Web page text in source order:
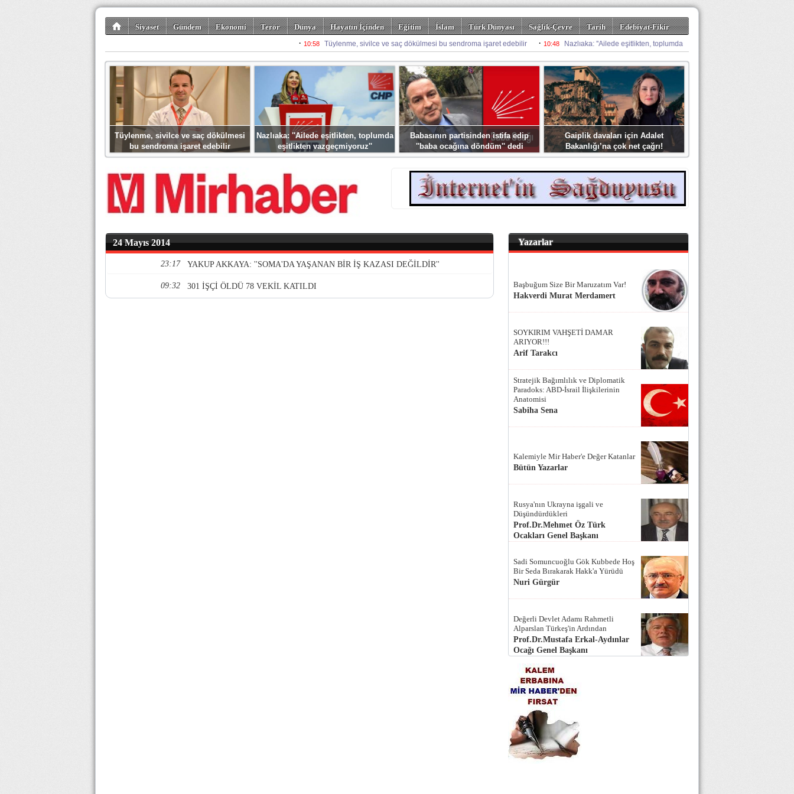
Siyaset Gündem Ekonomi Terör Dünya Hayatın İçinden Eğitim İslam Türk Dünyası Sağlık-Çevre Tarih
Edebiyat-Fikir
Spor Misafir Kalem Foto Galeriler
Tüylenme, sivilce ve saç dökülmesi
bu sendroma işaret edebilir
Nazlıaka: ''Ailede eşitlikten, toplumda
eşitlikten vazgeçmiyoruz''
Babasının partisinden istifa edip
''baba ocağına döndüm'' dedi
Gaiplik davaları için Adalet
Bakanlığı’na çok net çağrı!
24 Mayıs 2014
23:17 YAKUP AKKAYA: ''SOMA'DA YAŞANAN BİR İŞ KAZASI DEĞİLDİR''
09:32 301 İŞÇİ ÖLDÜ 78 VEKİL KATILDI
Yazarlar
Başbuğum Size Bir Maruzatım Var!
Hakverdi Murat Merdamert
SOYKIRIM VAHŞETİ DAMAR
ARIYOR!!!
Arif Tarakcı
Stratejik Bağımlılık ve Diplomatik
Paradoks: ABD-İsrail İlişkilerinin
Anatomisi
Sabiha Sena
Kalemiyle Mir Haber'e Değer Katanlar
Bütün Yazarlar
Rusya'nın Ukrayna işgali ve
Düşündürdükleri
Prof.Dr.Mehmet Öz Türk
Ocakları Genel Başkanı
Sadi Somuncuoğlu Gök Kubbede Hoş
Bir Seda Bırakarak Hakk'a Yürüdü
Nuri Gürgür
Değerli Devlet Adamı Rahmetli
Alparslan Türkeş'in Ardından
Prof.Dr.Mustafa Erkal-Aydınlar
Ocağı Genel Başkanı